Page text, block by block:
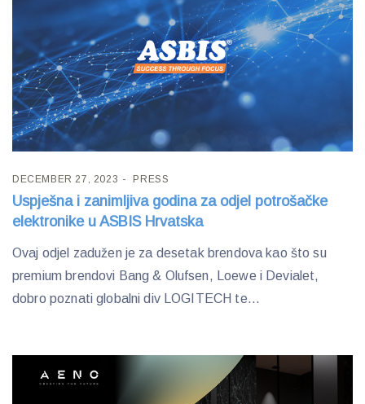
DECEMBER 27, 2023 PRESS
Uspješna i zanimljiva godina za odjel potrošačke
elektronike u ASBIS Hrvatska
Ovaj odjel zadužen je za desetak brendova kao što su
premium brendovi Bang & Olufsen, Loewe i Devialet,
dobro poznati globalni div LOGITECH te...